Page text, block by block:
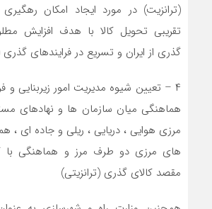
(ترانزیت) در مورد ایجاد امکان
تقریبی تحویل کالا با هدف افزایش
گذری از ایران و تسریع در فرایندهای گذری
۴ – تعیین شیوه مدیریت امور زیربنایی
هماهنگی میان سازمان ها و نهادهای
مرزی هوایی ، دریایی ، ریلی و جاده ای ،
های مرزی دو طرف مرز و هماهنگی با
مقصد کالای گذری (ترانزیتی)